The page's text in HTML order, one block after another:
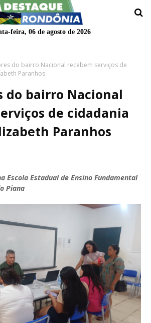
feira, 06 de agosto de 2026
do bairro Nacional recebem serviços de
Paranhos
do bairro Nacional
de cidadania
Paranhos
Escola Estadual de Ensino Fundamental
Piana